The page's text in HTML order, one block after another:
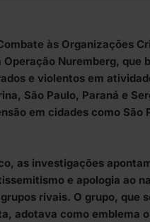
às Organizações
Nuremberg, que
e violentos em
São Paulo, Paraná e
em cidades como São
as investigações
e apologia ao
rivais. O grupo, que
adotava como emblema o